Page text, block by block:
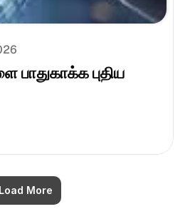
பாதுகாக்க புதிய
Load More